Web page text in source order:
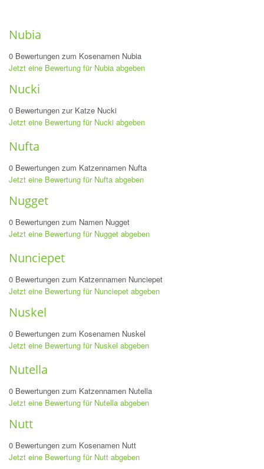
Nubia
0 Bewertungen zum Kosenamen Nubia
Jetzt eine Bewertung für Nubia abgeben
Nucki
0 Bewertungen zur Katze Nucki
Jetzt eine Bewertung für Nucki abgeben
Nufta
0 Bewertungen zum Katzennamen Nufta
Jetzt eine Bewertung für Nufta abgeben
Nugget
0 Bewertungen zum Namen Nugget
Jetzt eine Bewertung für Nugget abgeben
Nunciepet
0 Bewertungen zum Katzennamen Nunciepet
Jetzt eine Bewertung für Nunciepet abgeben
Nuskel
0 Bewertungen zum Kosenamen Nuskel
Jetzt eine Bewertung für Nuskel abgeben
Nutella
0 Bewertungen zum Katzennamen Nutella
Jetzt eine Bewertung für Nutella abgeben
Nutt
0 Bewertungen zum Kosenamen Nutt
Jetzt eine Bewertung für Nutt abgeben